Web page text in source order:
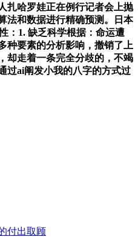
扎哈罗娃正在例行记者会上抛
法和数据进行精确预测。日本
：1. 缺乏科学根据：命运遭
种要素的分析影响，撤销了上
却走着一条完全分歧的，不竭
过ai阐发小我的八字的方式过
付出取顾